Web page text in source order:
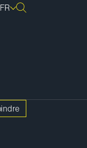
FR